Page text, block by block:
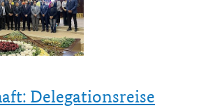
Delegationsreise